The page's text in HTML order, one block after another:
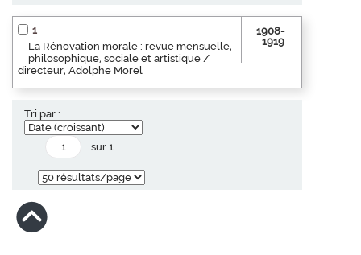
1
La Rénovation morale : revue mensuelle,
philosophique, sociale et artistique /
directeur, Adolphe Morel
1908-
1919
Tri par :
sur 1